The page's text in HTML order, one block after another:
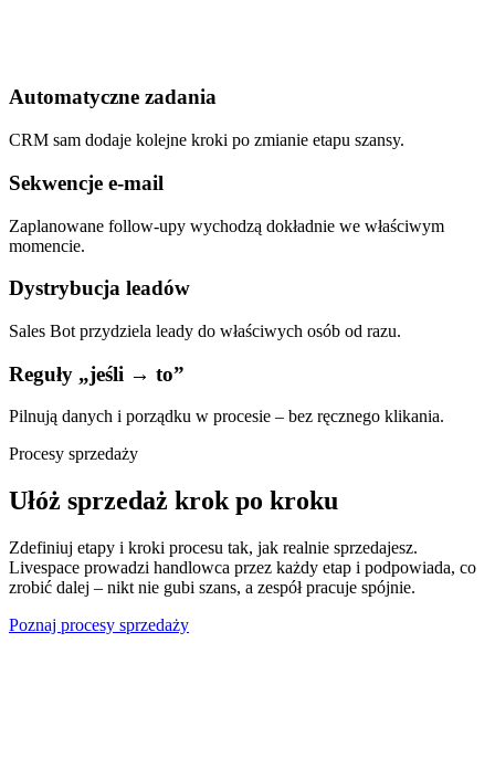
Automatyczne zadania
CRM sam dodaje kolejne kroki po zmianie etapu szansy.
Sekwencje e-mail
Zaplanowane follow-upy wychodzą dokładnie we właściwym
momencie.
Dystrybucja leadów
Sales Bot przydziela leady do właściwych osób od razu.
Reguły „jeśli → to”
Pilnują danych i porządku w procesie – bez ręcznego klikania.
Procesy sprzedaży
Ułóż sprzedaż krok po kroku
Zdefiniuj etapy i kroki procesu tak, jak realnie sprzedajesz.
Livespace prowadzi handlowca przez każdy etap i podpowiada, co
zrobić dalej – nikt nie gubi szans, a zespół pracuje spójnie.
Poznaj procesy sprzedaży